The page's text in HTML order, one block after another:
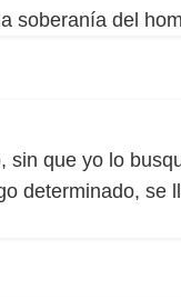
soberanía del
sin que yo lo
determinado, se